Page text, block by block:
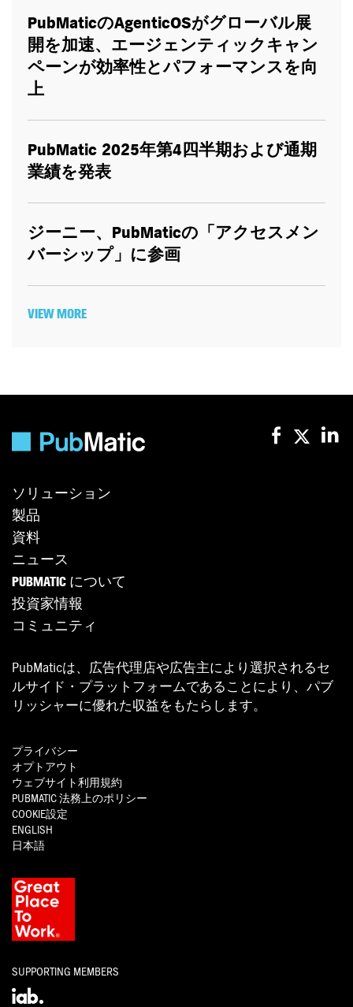
PubMaticのAgenticOSがグローバル展
開を加速、エージェンティックキャン
ペーンが効率性とパフォーマンスを向
上
PubMatic 2025年第4 四半期および通期
業績を発表
ジーニー、 PubMaticの「アクセスメン
バーシップ」に参画
VIEW MORE
ソリューション
製品
資料
ニュース
PUBMATIC について
投資家情報
コミュニティ
PubMaticは、広告代理店や広告主により選択されるセ
ルサイド・プラットフォームであることにより、パブ
リッシャーに優れた収益をもたらします。
プライバシー
オプトアウト
ウェブサイト利用規約
PUBMATIC 法務上のポリシー
COOKIE設定
ENGLISH
日本語
SUPPORTING MEMBERS